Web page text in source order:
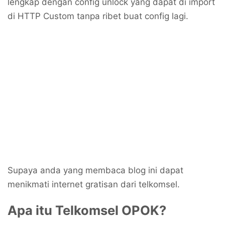
di HTTP Custom tanpa ribet buat config lagi.
Supaya anda yang membaca blog ini dapat
menikmati internet gratisan dari telkomsel.
Apa itu Telkomsel OPOK?